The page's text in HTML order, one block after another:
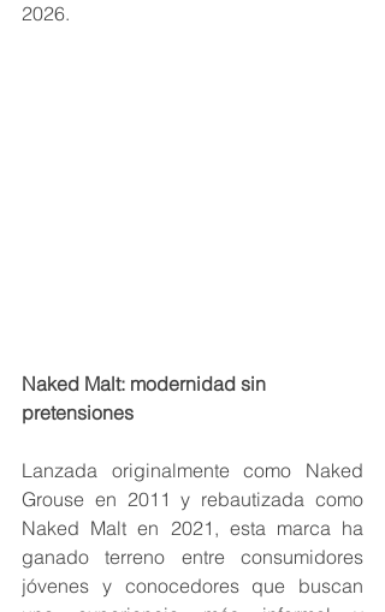
2026.
Naked Malt: modernidad sin
pretensiones
Lanzada originalmente como Naked
Grouse en 2011 y rebautizada como
Naked Malt en 2021, esta marca ha
ganado terreno entre consumidores
jóvenes y conocedores que buscan